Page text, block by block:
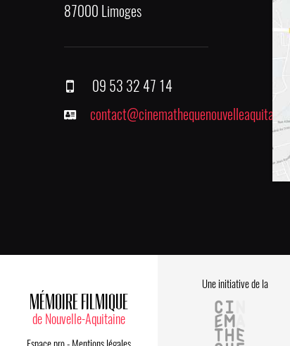
87000 Limoges
09 53 32 47 14
contact@cinemathequenouvelleaquitaine.fr
MÉMOIRE FILMIQUE
de Nouvelle-Aquitaine
Une initiative de la